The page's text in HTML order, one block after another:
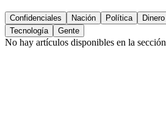
Confidenciales Nación Política Dinero
Tecnología
Gente
No hay artículos disponibles en la sección